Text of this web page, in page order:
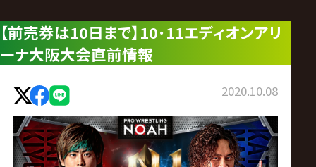
|
プ
ロ
レ
【前売券は10日まで】10･11エディオンアリ
ーナ大阪大会直前情報
2020.10.08